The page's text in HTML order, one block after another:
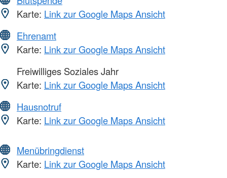
Karte: Link zur Google Maps Ansicht
Ehrenamt
Karte: Link zur Google Maps Ansicht
Freiwilliges Soziales Jahr
Karte: Link zur Google Maps Ansicht
Hausnotruf
Karte: Link zur Google Maps Ansicht
Menübringdienst
Karte: Link zur Google Maps Ansicht